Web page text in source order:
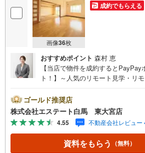
画像36枚
成約でもらえる
おすすめポイント 森村 恵
【当店で物件を成約すると
ト！】～人気のリモート見学・リ
くない時・LINEやZOOMなど無料
いただけます・リモート見学はスタ
の現地から映像をお届けします・写
「空気感」や違うアングルからみた
え方」などもしっかり確認できま
者による住宅ローンや家計相談を
ゴールド推奨店
株式会社エステート白馬 東大宮店
4.55 不動産会社レビュー
資料をもらう （無料）